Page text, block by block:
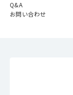
Q&A
お問い合わせ